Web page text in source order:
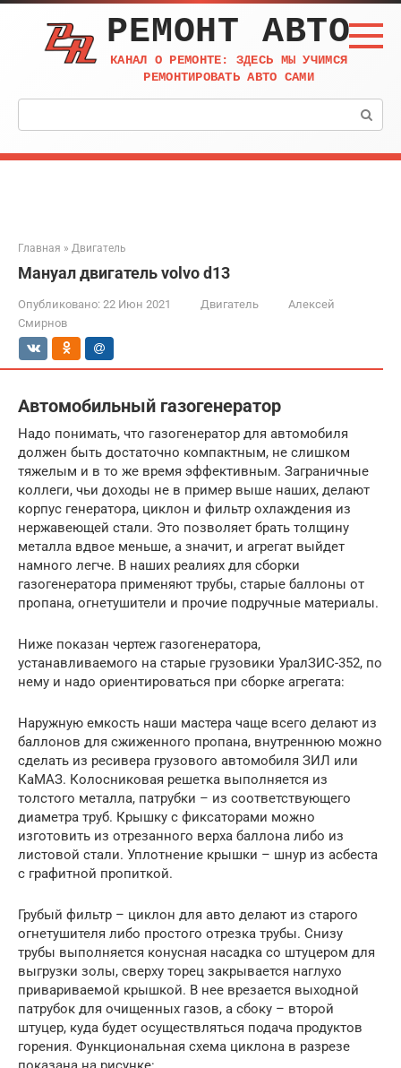
Перейти
контенту
РЕМОНТ АВТО
КАНАЛ О РЕМОНТЕ: ЗДЕСЬ МЫ УЧИМСЯ
РЕМОНТИРОВАТЬ АВТО САМИ
Поиск:
Главная » Двигатель
Мануал двигатель volvo d13
Опубликовано: 22 Июн 2021 Двигатель
Алексей
Смирнов
Автомобильный газогенератор
Надо понимать, что газогенератор для автомобиля
должен быть достаточно компактным, не слишком
тяжелым и в то же время эффективным. Заграничные
коллеги, чьи доходы не в пример выше наших, делают
корпус генератора, циклон и фильтр охлаждения из
нержавеющей стали. Это позволяет брать толщину
металла вдвое меньше, а значит, и агрегат выйдет
намного легче. В наших реалиях для сборки
газогенератора применяют трубы, старые баллоны от
пропана, огнетушители и прочие подручные материалы.
Ниже показан чертеж газогенератора,
устанавливаемого на старые грузовики УралЗИС-352, по
нему и надо ориентироваться при сборке агрегата:
Наружную емкость наши мастера чаще всего делают из
баллонов для сжиженного пропана, внутреннюю можно
сделать из ресивера грузового автомобиля ЗИЛ или
КаМАЗ. Колосниковая решетка выполняется из
толстого металла, патрубки – из соответствующего
диаметра труб. Крышку с фиксаторами можно
изготовить из отрезанного верха баллона либо из
листовой стали. Уплотнение крышки – шнур из асбеста
с графитной пропиткой.
Грубый фильтр – циклон для авто делают из старого
огнетушителя либо простого отрезка трубы. Снизу
трубы выполняется конусная насадка со штуцером для
выгрузки золы, сверху торец закрывается наглухо
привариваемой крышкой. В нее врезается выходной
патрубок для очищенных газов, а сбоку – второй
штуцер, куда будет осуществляться подача продуктов
горения. Функциональная схема циклона в разрезе